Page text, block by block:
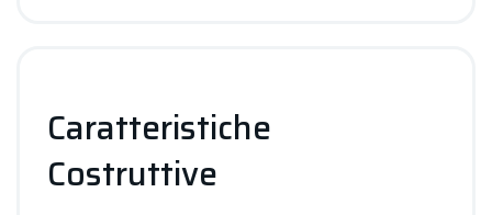
Caratteristiche
Costruttive